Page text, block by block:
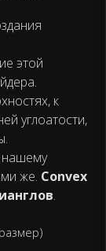
этой
к
углоатости,
нашему
же. Convex
.